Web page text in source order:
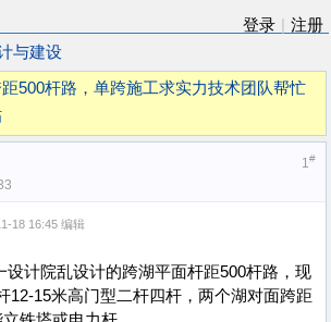
登录
注册
与建设
500杆路，单跨施工求实力技术团队帮忙
1#
18 16:45 编辑
计院乱设计的跨湖平面杆距500杆路，现
12-15米高门型二杆四杆，两个湖对面跨距